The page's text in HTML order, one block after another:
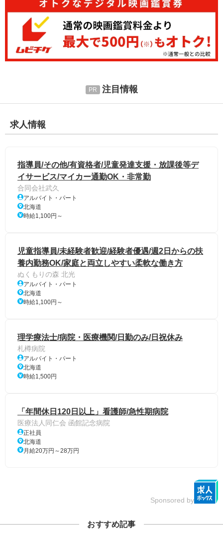
注目情報
求人情報
指導員/その他/有資格者/児童発達支援・放課後等デ
イサービス/マイカー通勤OK・非常勤
合同会社武久
アルバイト・パート
北海道
時給1,100円～
児童指導員/未経験者歓迎/経験者優遇/週2日からの扶
養内勤務OK/家庭と両立しやすい柔軟な働き方
ぬくもりの森 北光
アルバイト・パート
北海道
時給1,100円～
理学療法士/病院・医療機関/日勤のみ/日祝休み
札樽病院
アルバイト・パート
北海道
時給1,500円
「年間休日120日以上」看護師/急性期病院
医療法人同仁会 函館記念病院
正社員
北海道
月給20万円～28万円
Sponsored by
おすすめ記事